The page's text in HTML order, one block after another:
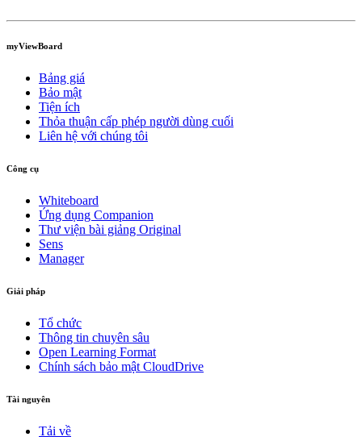
myViewBoard
Bảng giá
Bảo mật
Tiện ích
Thỏa thuận cấp phép người dùng cuối
Liên hệ với chúng tôi
Công cụ
Whiteboard
Ứng dụng Companion
Thư viện bài giảng Original
Sens
Manager
Giải pháp
Tổ chức
Thông tin chuyên sâu
Open Learning Format
Chính sách bảo mật CloudDrive
Tài nguyên
Tải về